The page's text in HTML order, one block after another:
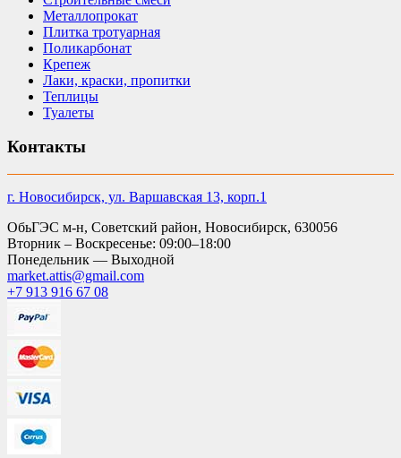
Металлопрокат
Плитка тротуарная
Поликарбонат
Крепеж
Лаки, краски, пропитки
Теплицы
Туалеты
Контакты
г. Новосибирск, ул. Варшавская 13, корп.1
ОбьГЭС м-н, Советский район, Новосибирск, 630056
Вторник – Воскресенье: 09:00–18:00
Понедельник — Выходной
market.attis@gmail.com
+7 913 916 67 08